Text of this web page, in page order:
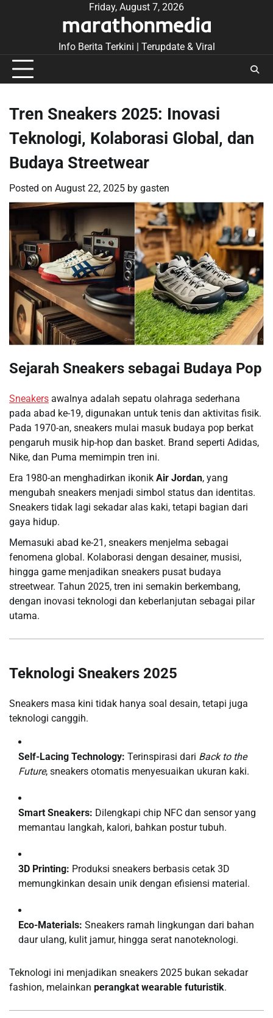
Friday, August 7, 2026
marathonmedia
Info Berita Terkini | Terupdate & Viral
Tren Sneakers 2025: Inovasi
Teknologi, Kolaborasi Global, dan
Budaya Streetwear
Posted on August 22, 2025 by gasten
Sejarah Sneakers sebagai Budaya Pop
Sneakers awalnya adalah sepatu olahraga sederhana
pada abad ke-19, digunakan untuk tenis dan aktivitas fisik.
Pada 1970-an, sneakers mulai masuk budaya pop berkat
pengaruh musik hip-hop dan basket. Brand seperti Adidas,
Nike, dan Puma memimpin tren ini.
Era 1980-an menghadirkan ikonik Air Jordan, yang
mengubah sneakers menjadi simbol status dan identitas.
Sneakers tidak lagi sekadar alas kaki, tetapi bagian dari
gaya hidup.
Memasuki abad ke-21, sneakers menjelma sebagai
fenomena global. Kolaborasi dengan desainer, musisi,
hingga game menjadikan sneakers pusat budaya
streetwear. Tahun 2025, tren ini semakin berkembang,
dengan inovasi teknologi dan keberlanjutan sebagai pilar
utama.
Teknologi Sneakers 2025
Sneakers masa kini tidak hanya soal desain, tetapi juga
teknologi canggih.
Self-Lacing Technology: Terinspirasi dari Back to the
Future, sneakers otomatis menyesuaikan ukuran kaki.
Smart Sneakers: Dilengkapi chip NFC dan sensor yang
memantau langkah, kalori, bahkan postur tubuh.
3D Printing: Produksi sneakers berbasis cetak 3D
memungkinkan desain unik dengan efisiensi material.
Eco-Materials: Sneakers ramah lingkungan dari bahan
daur ulang, kulit jamur, hingga serat nanoteknologi.
Teknologi ini menjadikan sneakers 2025 bukan sekadar
fashion, melainkan perangkat wearable futuristik.